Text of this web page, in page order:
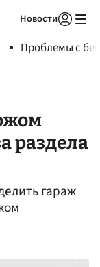
Новости
Проблемы с
раздела
гараж